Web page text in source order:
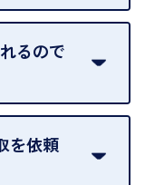
す。
は対応させてい
るので
を依頼